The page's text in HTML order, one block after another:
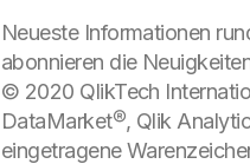
Neueste Informationen
abonnieren die
© 2020 QlikTech
DataMarket®, Qlik
eingetragene